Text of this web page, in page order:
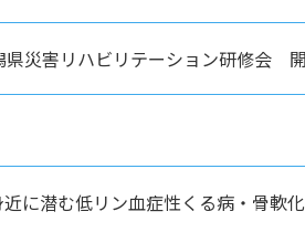
県災害リハビリテーション研修会
に潜む低リン血症性くる病・骨軟化